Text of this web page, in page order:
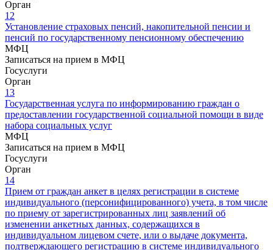
Орган
12
Установление страховых пенсий, накопительной пенсии и
пенсий по государственному пенсионному обеспечению
МФЦ
Записаться на прием в МФЦ
Госуслуги
Орган
13
Государственная услуга по информированию граждан о
предоставлении государственной социальной помощи в виде
набора социальных услуг
МФЦ
Записаться на прием в МФЦ
Госуслуги
Орган
14
Прием от граждан анкет в целях регистрации в системе
индивидуального (персонифицированного) учета, в том числе
по приему от зарегистрированных лиц заявлений об
изменении анкетных данных, содержащихся в
индивидуальном лицевом счете, или о выдаче документа,
подтверждающего регистрацию в системе индивидуального